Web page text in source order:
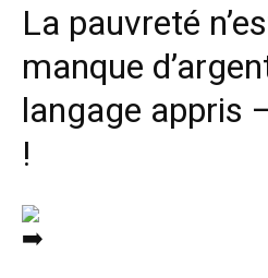
La pauvreté
manque
langage appris
!